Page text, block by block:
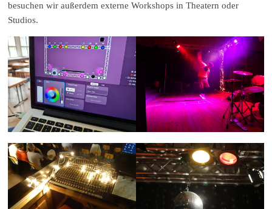
besuchen wir außerdem externe Workshops in Theatern oder
Studios.